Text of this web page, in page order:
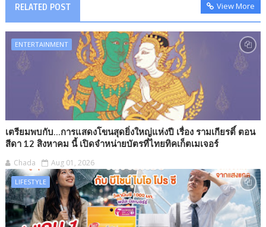
RELATED POST View More
ENTERTAINMENT
เตรียมพบกับ...การแสดงโขนสุดยิ่งใหญ่แห่งปี เรื่อง รามเกียรติ์ ตอน
สีดา 12 สิงหาคม นี้ เปิดจำหน่ายบัตรที่ไทยทิคเก็ตเมเจอร์
Chada Aug 01, 2026
LIFESTYLE